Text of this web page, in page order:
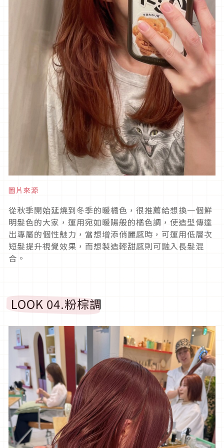
圖片來源
從秋季開始延燒到冬季的暖橘色，很推薦給想換一個鮮
明髮色的大家，運用宛如暖陽般的橘色調，使造型傳達
出專屬的個性魅力，當想增添俏麗感時，可運用低層次
短髮提升視覺效果，而想製造輕甜感則可融入長髮混
合。
LOOK 04.粉棕調